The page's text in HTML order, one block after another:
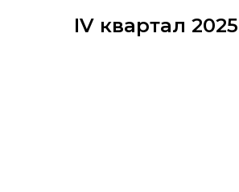
IV квартал 2025